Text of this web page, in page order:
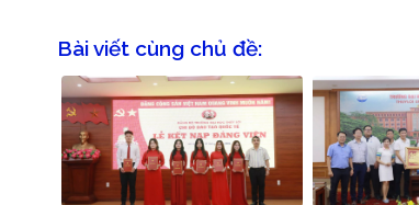
Bài viết cùng chủ đề: